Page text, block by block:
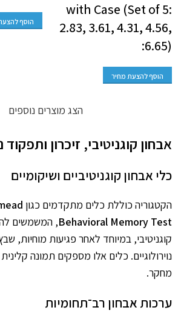
with Case (Set of 5:
2.83, 3.61, 4.31, 4.56,
6.65):
הוסף להצעת מחיר
הוסף
הצג מוצרים נוספים
אבחון קוגניטיבי, זיכרון ותפקוד
כלי אבחון קוגניטיביים ושיקומיים
הקטגוריה כוללת כלים מתקדמים כגון
Behavioral Memory Test, המשמשים
קוגניטיבי, במיוחד לאחר פגיעות מוחיות,
נוירולוגיים. כלים אלו מספקים תמונה
מחקר.
ערכות אבחון רב־תחומיות